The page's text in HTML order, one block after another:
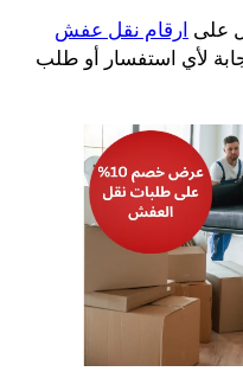
على ارقام نقل عفش
لأي استفسار أو طلب